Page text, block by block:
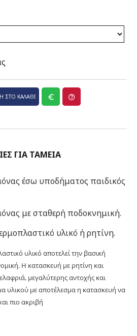
ΣΤΟ ΚΑΛΆΘΙ
ΓΙΑ ΤΑΜΕΊΑ
έσω υποδήματος παιδικός
με σταθερή ποδοκνημική.
υλικό ή ρητίνη.
υλικό αποτελεί την βασική
Η κατασκευή με ρητίνη και
μεγαλύτερης αντοχής και
υλικού με αποτέλεσμα η κατασκευή να
πιο ακριβή